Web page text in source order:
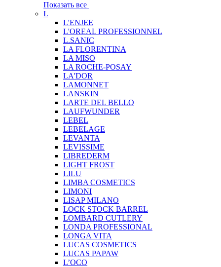
Показать все
L
L'ENJEE
L'OREAL PROFESSIONNEL
L.SANIC
LA FLORENTINA
LA MISO
LA ROCHE-POSAY
LA'DOR
LAMONNET
LANSKIN
LARTE DEL BELLO
LAUFWUNDER
LEBEL
LEBELAGE
LEVANTA
LEVISSIME
LIBREDERM
LIGHT FROST
LILU
LIMBA COSMETICS
LIMONI
LISAP MILANO
LOCK STOCK BARREL
LOMBARD CUTLERY
LONDA PROFESSIONAL
LONGA VITA
LUCAS COSMETICS
LUCAS PAPAW
L’OCO